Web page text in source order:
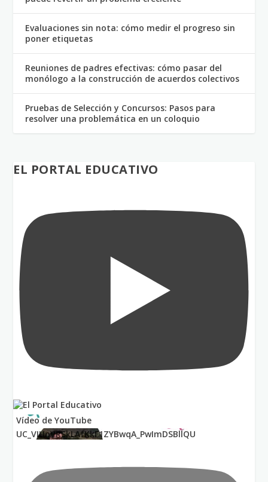
Evaluaciones sin nota: cómo medir el progreso sin
poner etiquetas
Reuniones de padres efectivas: cómo pasar del
monólogo a la construcción de acuerdos colectivos
Pruebas de Selección y Concursos: Pasos para
resolver una problemática en un coloquio
EL PORTAL EDUCATIVO
Vídeo de YouTube
UC_VIUnVRSkLAfKkF1ZYBwqA_PwImDSBllQU